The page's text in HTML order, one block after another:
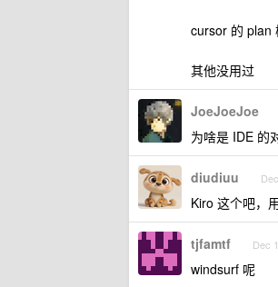
cursor 的 plan
其他没用过
JoeJoeJoe
为啥是 IDE 的
diudiuu
Kiro 这个吧，
tjfamtf Dec
windsurf 呢